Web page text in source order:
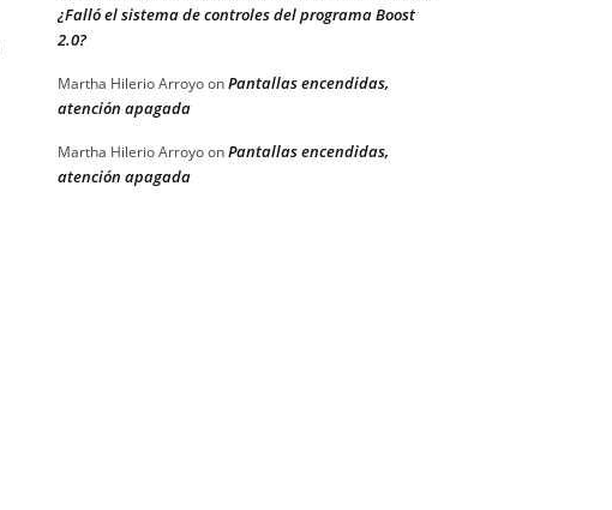
¿Falló el sistema de controles del programa Boost
2.0?
Martha Hilerio ArroyoonPantallas encendidas,
atención apagada
Martha Hilerio ArroyoonPantallas encendidas,
atención apagada